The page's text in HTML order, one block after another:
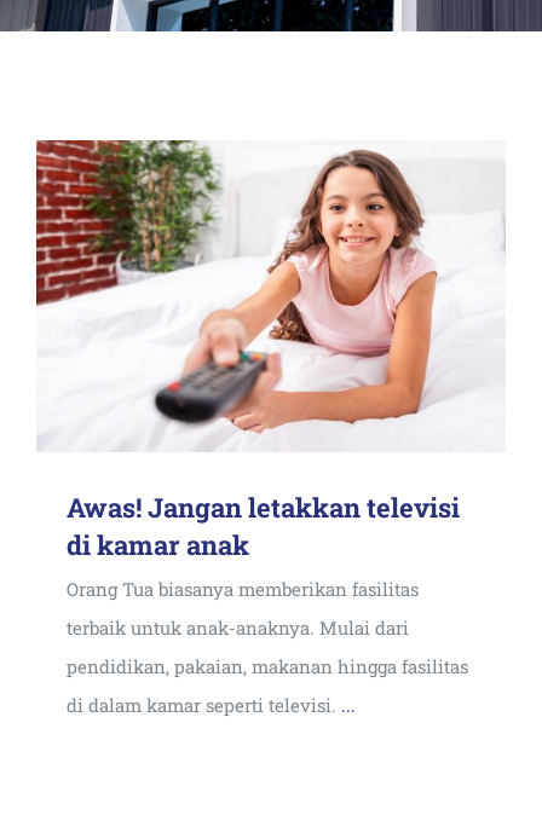
Awas! Jangan letakkan televisi
di kamar anak
Orang Tua biasanya memberikan fasilitas
terbaik untuk anak-anaknya. Mulai dari
pendidikan, pakaian, makanan hingga fasilitas
di dalam kamar seperti televisi. ...